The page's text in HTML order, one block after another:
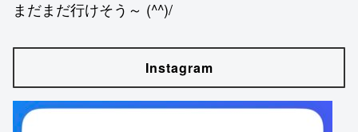
まだまだ行けそう～ (^^)/
Instagram